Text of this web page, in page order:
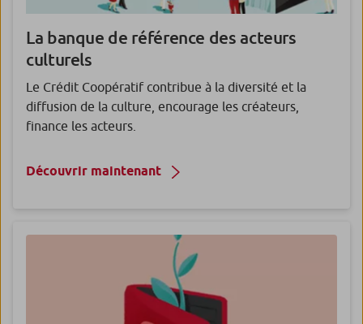
La banque de référence des acteurs
culturels
Le Crédit Coopératif contribue à la diversité et la
diffusion de la culture, encourage les créateurs,
finance les acteurs.
Découvrir maintenant